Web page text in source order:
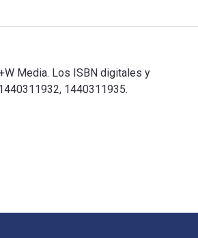
Media. Los ISBN digitales y
1440311935.